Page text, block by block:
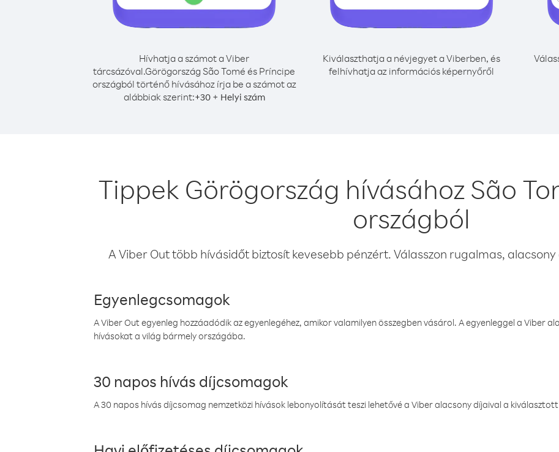
Hívhatja a számot a Viber
tárcsázóval.Görögország São Tomé és Príncipe
országból történő hívásához írja be a számot az
alábbiak szerint:+30+ Helyi szám
Kiválaszthatja a névjegyet a Viberben, és
felhívhatja az információs képernyőről
Tippek Görögország hívásához São
országból
A Viber Out több hívásidőt biztosít kevesebb pénzért. Válasszon rugalmas, alacsony
Egyenlegcsomagok
A Viber Out egyenleg hozzáadódik az egyenlegéhez, amikor valamilyen összegben vásárol. A egyenleggel a Viber
hívásokat a világ bármely országába.
30 napos hívás díjcsomagok
A 30 napos hívás díjcsomag nemzetközi hívások lebonyolítását teszi lehetővé a Viber alacsony díjaival a